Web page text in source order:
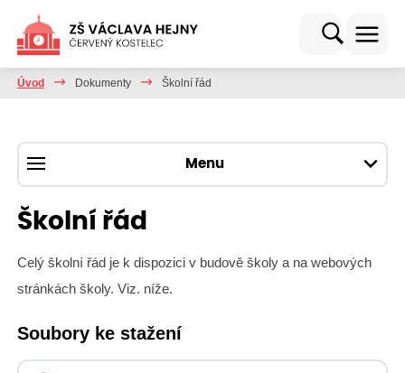
Úvod Dokumenty Školní řád
Menu
Školní řád
Celý školní řád je k dispozici v budově školy a na webových
stránkách školy. Viz. níže.
Soubory ke stažení